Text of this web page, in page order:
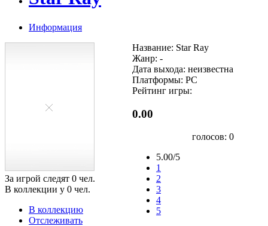
Информация
За игрой следят 0 чел.
В коллекции у 0 чел.
В коллекцию
Отслеживать
Название: Star Ray
Жанр: -
Дата выхода: неизвестна
Платформы: PC
Рейтинг игры:
0.00
голосов: 0
5.00/5
1
2
3
4
5